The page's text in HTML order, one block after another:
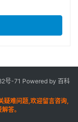
号-71 Powered by 百科
疑难问题,欢迎留言咨询,
答。